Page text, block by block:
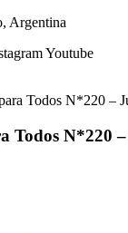
Argentina
Youtube
Todos N*220